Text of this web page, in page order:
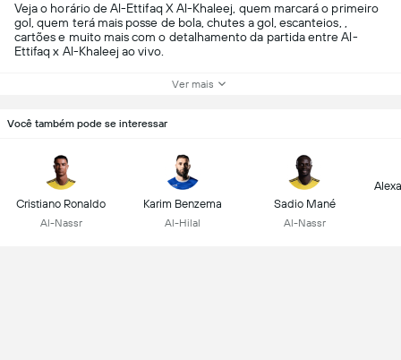
Veja o horário de Al-Ettifaq X Al-Khaleej, quem marcará o primeiro
gol, quem terá mais posse de bola, chutes a gol, escanteios, ,
cartões e muito mais com o detalhamento da partida entre Al-
Ettifaq x Al-Khaleej ao vivo.
Ver mais
Você também pode se interessar
Cristiano Ronaldo
Al-Nassr
Karim Benzema
Al-Hilal
Sadio Mané
Al-Nassr